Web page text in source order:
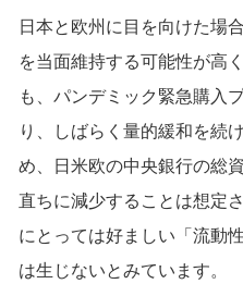
日本と欧州に目を向けた場
を当面維持する可能性が高
も、パンデミック緊急購入
り、しばらく量的緩和を続
め、日米欧の中央銀行の総
直ちに減少することは想定
にとっては好ましい「流動
は生じないとみています。